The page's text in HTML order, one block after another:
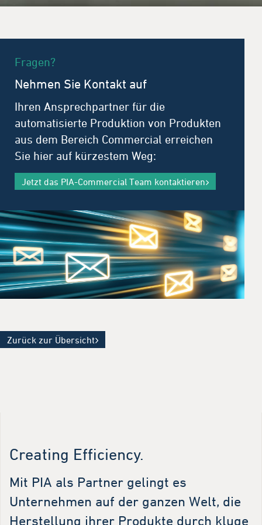
Fragen?
Nehmen Sie Kontakt auf
Ihren Ansprechpartner für die
automatisierte Produktion von Produkten
aus dem Bereich Commercial erreichen
Sie hier auf kürzestem Weg:
Jetzt das PIA-Commercial Team kontaktieren
Zurück zur Übersicht
Creating Efficiency.
Mit PIA als Partner gelingt es
Unternehmen auf der ganzen Welt, die
Herstellung ihrer Produkte durch kluge